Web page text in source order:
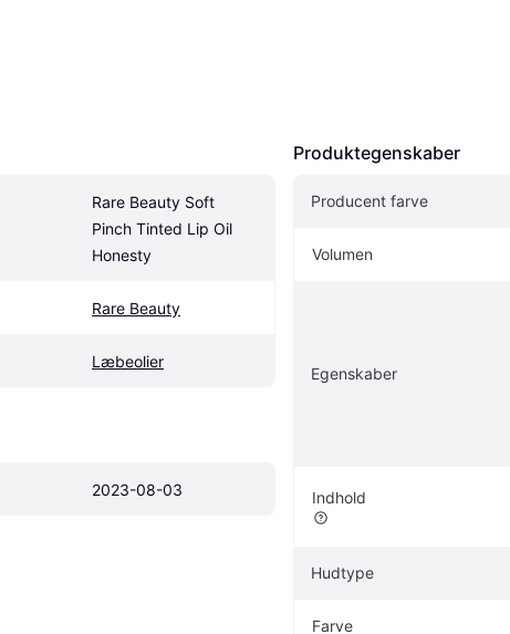
Rare Beauty Soft
Pinch Tinted Lip Oil
Honesty
Rare Beauty
Læbeolier
2023-08-03
Produktegenskaber
Producent farve
Volumen
Egenskaber
Indhold
Hudtype
Farve